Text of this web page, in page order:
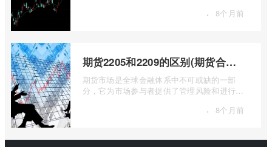
· 8个月前
期货2205和2209的区别(期货合约2205什么意思)
期货市场是全球金融体系中不可或缺的一部
分，它为市场参与者提供了管理风险和进行价
· 8个月前